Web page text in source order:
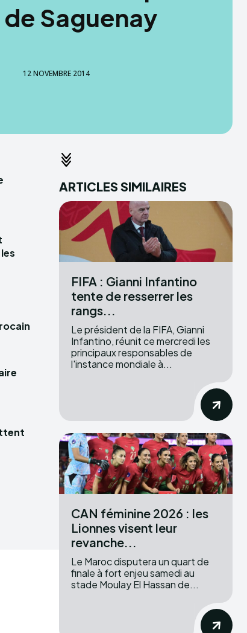
Saguenay
12 NOVEMBRE 2014
ARTICLES SIMILAIRES
FIFA : Gianni Infantino
tente de resserrer les
rangs...
Le président de la FIFA, Gianni
Infantino, réunit ce mercredi les
principaux responsables de
l'instance mondiale à...
CAN féminine 2026 : les
Lionnes visent leur
revanche...
Le Maroc disputera un quart de
finale à fort enjeu samedi au
stade Moulay El Hassan de...